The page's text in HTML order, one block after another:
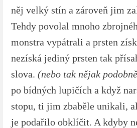
něj velký stín a zároveň jim
Tehdy povolal mnoho
monstra vypátrali a prsten
nezíská jediný prsten tak
slova. (nebo tak nějak
po bídných lupičích a když
stopu, ti jim zbaběle unikali,
je podařilo obklíčit. A kdyby